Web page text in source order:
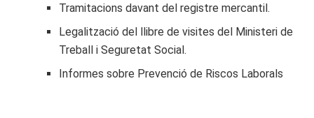
Tramitacions davant del registre mercantil.
Legalització del llibre de visites del Ministeri de
Treball i Seguretat Social.
Informes sobre Prevenció de Riscos Laborals